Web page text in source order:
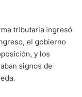
tributaria ingresó
el gobierno
y los
signos de